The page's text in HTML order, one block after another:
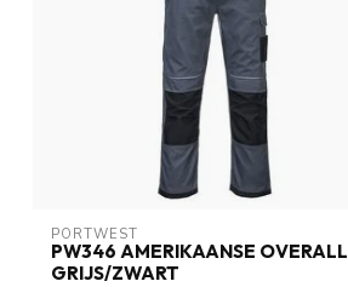
PORTWEST
PW346 AMERIKAANSE OVERALL
GRIJS/ZWART